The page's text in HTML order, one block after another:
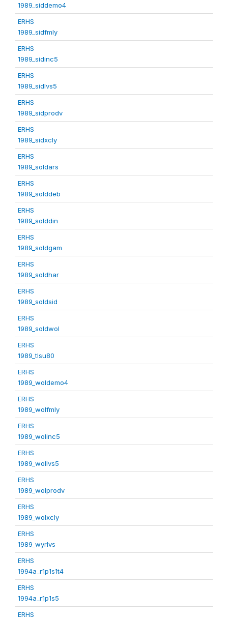
1989_siddemo4
ERHS
1989_sidfmly
ERHS
1989_sidinc5
ERHS
1989_sidlvs5
ERHS
1989_sidprodv
ERHS
1989_sidxcly
ERHS
1989_soldars
ERHS
1989_solddeb
ERHS
1989_solddin
ERHS
1989_soldgam
ERHS
1989_soldhar
ERHS
1989_soldsid
ERHS
1989_soldwol
ERHS
1989_tlsu80
ERHS
1989_woldemo4
ERHS
1989_wolfmly
ERHS
1989_wolinc5
ERHS
1989_wollvs5
ERHS
1989_wolprodv
ERHS
1989_wolxcly
ERHS
1989_wyrlvs
ERHS
1994a_r1p1s1t4
ERHS
1994a_r1p1s5
ERHS